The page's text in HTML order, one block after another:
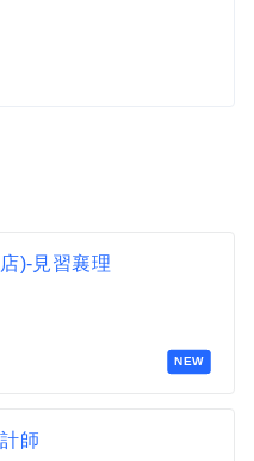
NEW
)-見習襄理
師